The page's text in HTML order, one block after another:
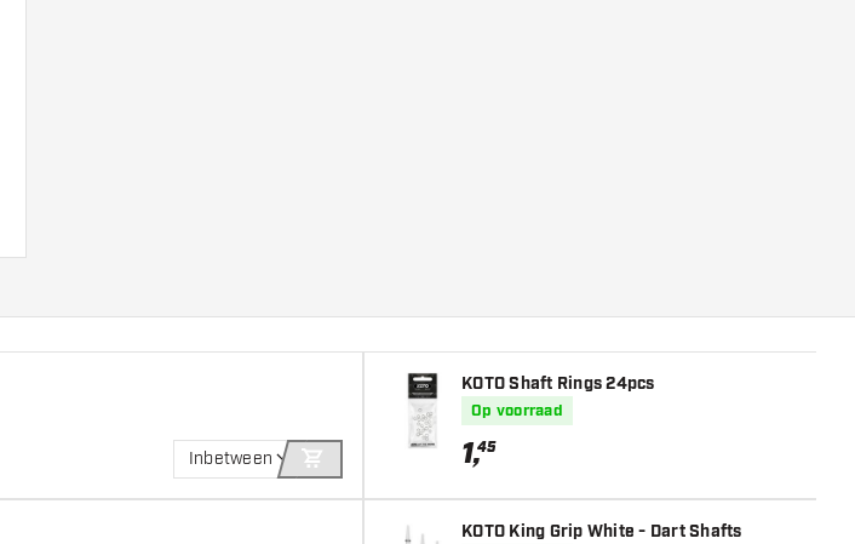
Inbetween
IN WINKELWAGEN
KOTO Shaft Rings 24pcs
Op voorraad
1,45
KOTO King Grip White - Dart Shafts